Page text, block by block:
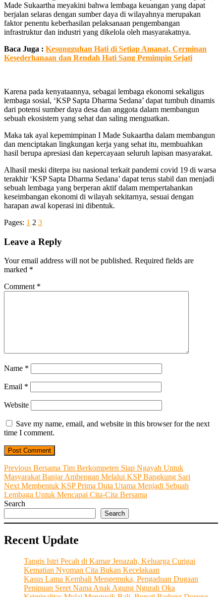
Made Sukaartha meyakini bahwa lembaga keuangan yang dapat
berjalan selaras dengan sumber daya di wilayahnya merupakan
faktor penentu keberhasilan pelaksanaan pengembangan
infrastruktur dan industri yang dikelola oleh masyarakatnya.
Baca Juga : Kesungguhan Hati di Setiap Amanat, Cerminan
Kesederhanaan dan Rendah Hati Sang Pemimpin Sejati
Karena pada kenyataannya, sebagai lembaga ekonomi sekaligus
lembaga sosial, ‘KSP Sapta Dharma Sedana’ dapat tumbuh dinamis
dari potensi sumber daya desa dan anggota dalam membangun
sebuah ekosistem yang sehat dan saling menguatkan.
Maka tak ayal kepemimpinan I Made Sukaartha dalam membangun
dan menciptakan lingkungan kerja yang sehat itu, membuahkan
hasil berupa apresiasi dan kepercayaan seluruh lapisan masyarakat.
Alhasil meski diterpa isu nasional terkait pandemi covid 19 di warsa
terakhir ‘KSP Sapta Dharma Sedana’ dapat terus stabil dan menjadi
sebuah lembaga yang berperan aktif dalam mempertahankan
keseimbangan ekonomi di wilayah sekitarnya, sesuai dengan
harapan awal koperasi ini dibentuk.
Pages: 1 2 3
Leave a Reply
Your email address will not be published. Required fields are
marked *
Comment *
Name *
Email *
Website
Save my name, email, and website in this browser for the next
time I comment.
Post
navigation
Previous Previous
post:
Bersama Tim Berkompeten Siap Ngayah Untuk
Masyarakat Banjar Ambengan Melalui KSP Bangkung Sari
Next Next
post:
Membentuk KSP Prima Duta Utama Menjadi Sebuah
Lembaga Untuk Mencapai Cita-Cita Bersama
Search
Search
Recent Update
Tangis Istri Pecah di Kamar Jenazah, Keluarga Curigai
Kematian Nyoman Cita Bukan Kecelakaan
Kasus Lama Kembali Mengemuka, Pengaduan Dugaan
Penipuan Seret Nama Anak Agung Ngurah Oka